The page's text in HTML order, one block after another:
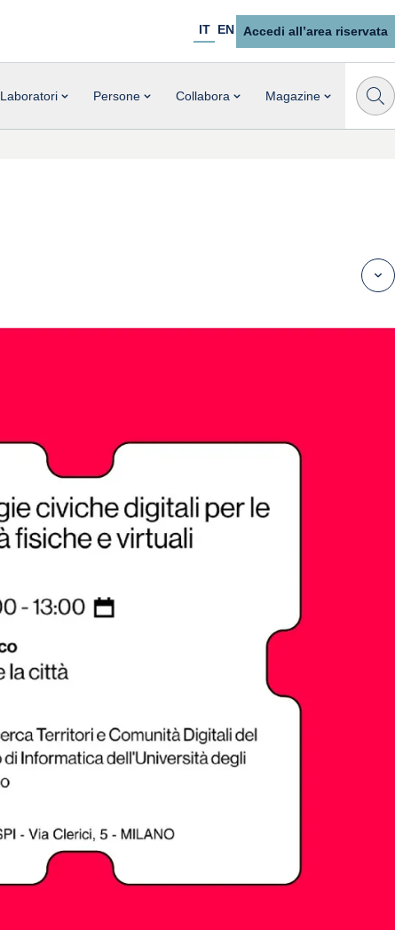
IT EN Accedi all’area riservata
Laboratori Persone Collabora Magazine